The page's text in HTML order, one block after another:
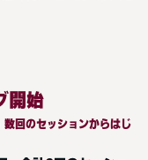
開始
数回のセッションからはじ